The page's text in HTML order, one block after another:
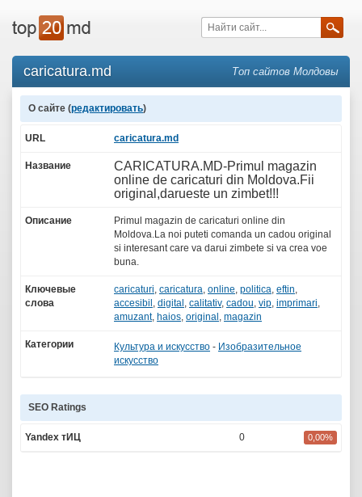
caricatura.md Топ сайтов Молдовы
О сайте (редактировать)
URL caricatura.md
Название
CARICATURA.MD-Primul magazin
online de caricaturi din Moldova.Fii
original,darueste un zimbet!!!
Описание
Primul magazin de caricaturi online din
Moldova.La noi puteti comanda un cadou original
si interesant care va darui zimbete si va crea voe
buna.
Ключевые
слова
caricaturi, caricatura, online, politica, eftin,
accesibil , digital , calitativ, cadou, vip, imprimari,
amuzant, haios, original , magazin
Категории Культура и искусство - Изобразительное
искусство
SEO Ratings
Yandex тИЦ 0 0,00%